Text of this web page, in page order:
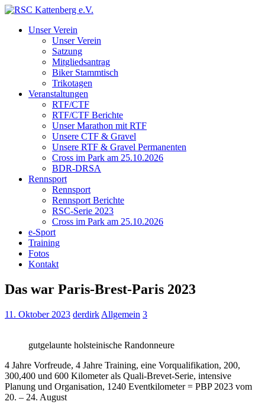
Unser Verein
Unser Verein
Satzung
Mitgliedsantrag
Biker Stammtisch
Trikotagen
Veranstaltungen
RTF/CTF
RTF/CTF Berichte
Unser Marathon mit RTF
Unsere CTF & Gravel
Unsere RTF & Gravel Permanenten
Cross im Park am 25.10.2026
BDR-DRSA
Rennsport
Rennsport
Rennsport Berichte
RSC-Serie 2023
Cross im Park am 25.10.2026
e-Sport
Training
Fotos
Kontakt
Das war Paris-Brest-Paris 2023
11. Oktober 2023 derdirk Allgemein 3
gutgelaunte holsteinische Randonneure
4 Jahre Vorfreude, 4 Jahre Training, eine Vorqualifikation, 200,
300,400 und 600 Kilometer als Quali-Brevet-Serie, intensive
Planung und Organisation, 1240 Eventkilometer = PBP 2023 vom
20. – 24. August